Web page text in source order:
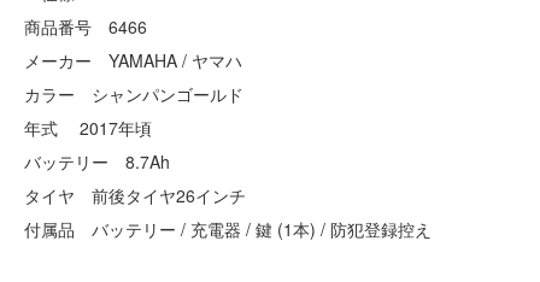
商品番号 6466
メーカー YAMAHA / ヤマハ
カラー シャンパンゴールド
年式 2017年頃
バッテリー 8.7Ah
タイヤ 前後タイヤ26インチ
付属品 バッテリー / 充電器 / 鍵 (1本) / 防犯登録控え